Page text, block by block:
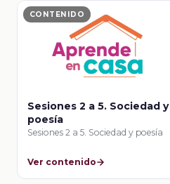
CONTENIDO
Sesiones 2 a 5. Sociedad y
poesía
Sesiones 2 a 5. Sociedad y poesía
Ver contenido